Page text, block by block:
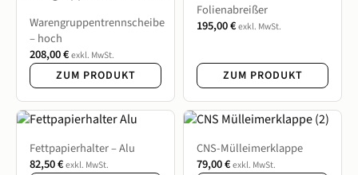
Warengruppentrennscheibe
– hoch
208,00€exkl. MwSt.
ZUM PRODUKT
Folienabreißer
195,00€exkl. MwSt.
ZUM PRODUKT
Fettpapierhalter – Alu
82,50€exkl. MwSt.
CNS-Mülleimerklappe
79,00€exkl. MwSt.